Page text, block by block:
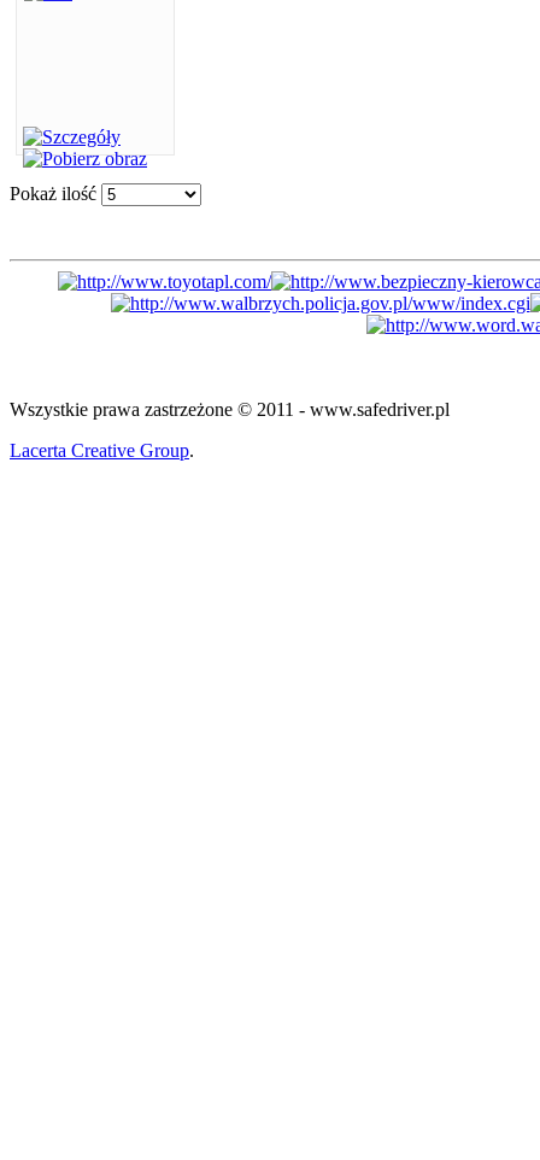
Pokaż ilość
Wszystkie prawa zastrzeżone © 2011 - www.safedriver.pl
Lacerta Creative Group.